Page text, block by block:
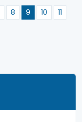
8 9 10
11